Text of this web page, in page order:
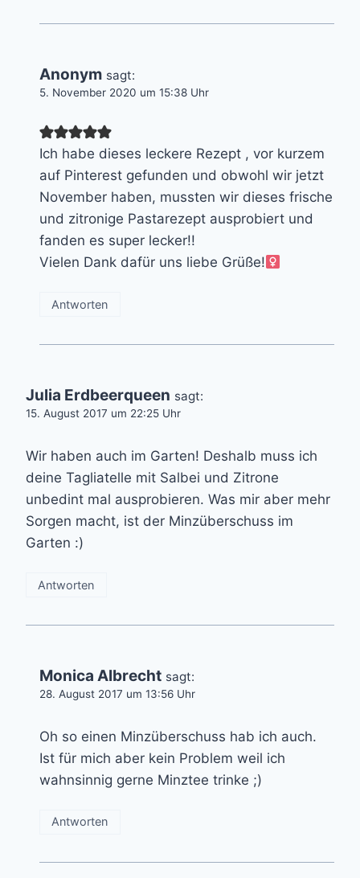
Anonym sagt:
5. November 2020 um 15:38 Uhr
Ich habe dieses leckere Rezept , vor kurzem
auf Pinterest gefunden und obwohl wir jetzt
November haben, mussten wir dieses frische
und zitronige Pastarezept ausprobiert und
fanden es super lecker!!
Vielen Dank dafür uns liebe Grüße!‍
Antworten
Julia Erdbeerqueen sagt:
15. August 2017 um 22:25 Uhr
Wir haben auch im Garten! Deshalb muss ich
deine Tagliatelle mit Salbei und Zitrone
unbedint mal ausprobieren. Was mir aber mehr
Sorgen macht, ist der Minzüberschuss im
Garten :)
Antworten
Monica Albrecht sagt:
28. August 2017 um 13:56 Uhr
Oh so einen Minzüberschuss hab ich auch.
Ist für mich aber kein Problem weil ich
wahnsinnig gerne Minztee trinke ;)
Antworten